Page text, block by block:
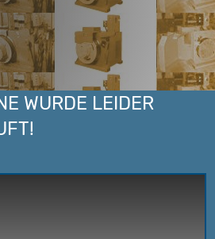
WURDE LEIDER